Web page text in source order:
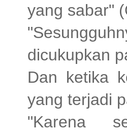
yang sabar"
dicukupkan
Dan ketika
yang terjadi
"Karena